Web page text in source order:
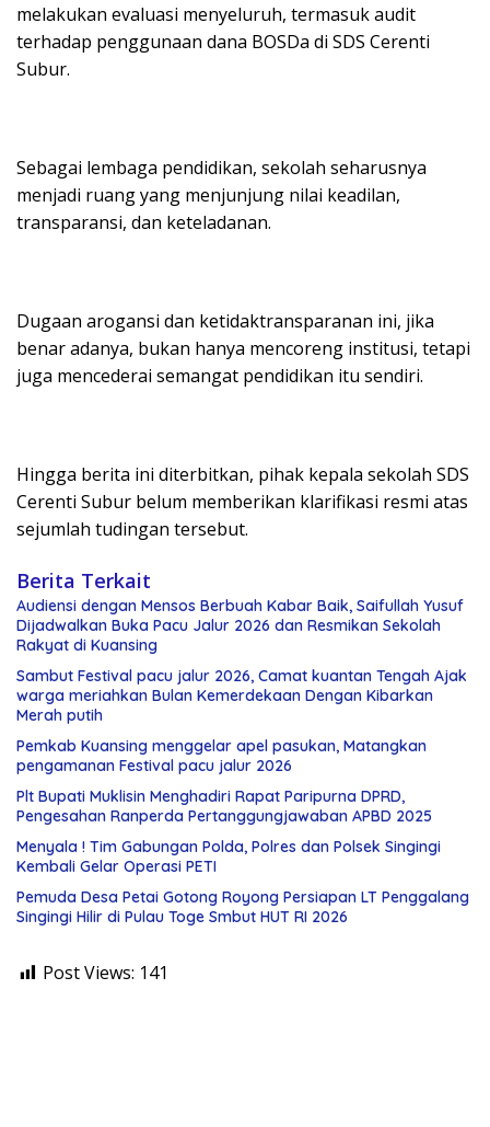
melakukan evaluasi menyeluruh, termasuk audit
terhadap penggunaan dana BOSDa di SDS Cerenti
Subur.
Sebagai lembaga pendidikan, sekolah seharusnya
menjadi ruang yang menjunjung nilai keadilan,
transparansi, dan keteladanan.
Dugaan arogansi dan ketidaktransparanan ini, jika
benar adanya, bukan hanya mencoreng institusi, tetapi
juga mencederai semangat pendidikan itu sendiri.
Hingga berita ini diterbitkan, pihak kepala sekolah SDS
Cerenti Subur belum memberikan klarifikasi resmi atas
sejumlah tudingan tersebut.
Berita Terkait
Audiensi dengan Mensos Berbuah Kabar Baik, Saifullah Yusuf
Dijadwalkan Buka Pacu Jalur 2026 dan Resmikan Sekolah
Rakyat di Kuansing
Sambut Festival pacu jalur 2026, Camat kuantan Tengah Ajak
warga meriahkan Bulan Kemerdekaan Dengan Kibarkan
Merah putih
Pemkab Kuansing menggelar apel pasukan, Matangkan
pengamanan Festival pacu jalur 2026
Plt Bupati Muklisin Menghadiri Rapat Paripurna DPRD,
Pengesahan Ranperda Pertanggungjawaban APBD 2025
Menyala ! Tim Gabungan Polda, Polres dan Polsek Singingi
Kembali Gelar Operasi PETI
Pemuda Desa Petai Gotong Royong Persiapan LT Penggalang
Singingi Hilir di Pulau Toge Smbut HUT RI 2026
Post Views: 141